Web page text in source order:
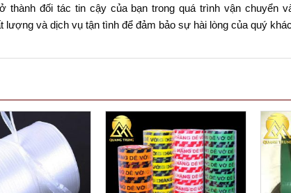
thành đối tác tin cậy của bạn trong quá trình vận chuyển
và dịch vụ tận tình để đảm bảo sự hài lòng của quý